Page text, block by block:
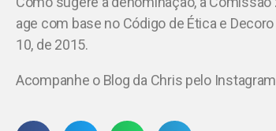
age com base no Código de Ética e
10, de 2015.
Acompanhe o Blog da Chris pelo